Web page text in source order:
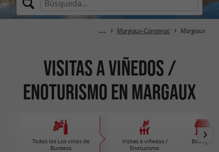
Margaux-Cantenac Margaux
Visitas a viñedos /
Enoturismo en Margaux
Todos los Los vinos de
Burdeos
Visitas a viñedos /
Enoturismo
Bodegas